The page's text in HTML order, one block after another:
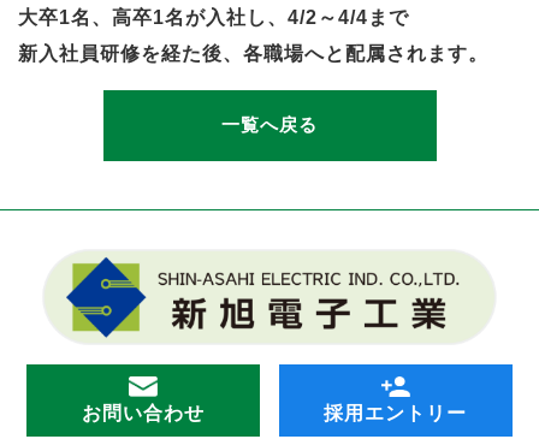
大卒1名、高卒1名が入社し、4/2～4/4まで
新入社員研修を経た後、各職場へと配属されます。
一覧へ戻る
お問い合わせ 採用エントリー